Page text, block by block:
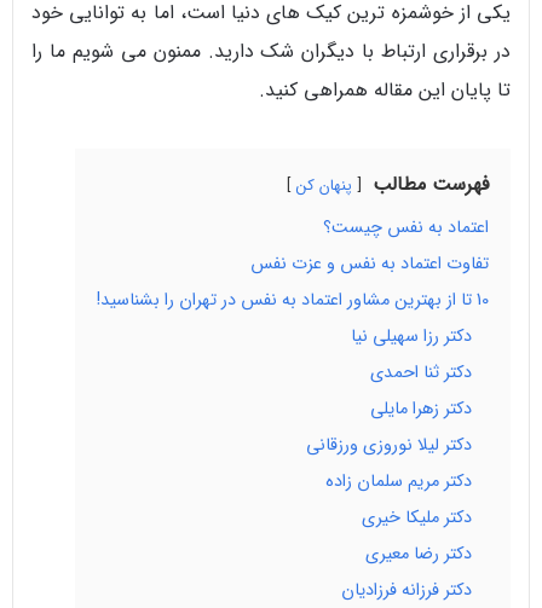
یکی از خوشمزه‌ ترین کیک‌ های دنیا است، اما به توانایی خود
در برقراری ارتباط با دیگران شک دارید. ممنون می شویم ما را
تا پایان این مقاله همراهی کنید.
فهرست مطالب پنهان کن
اعتماد به نفس چیست؟
تفاوت اعتماد به نفس و عزت نفس
10 تا از بهترین مشاور اعتماد به نفس در تهران را بشناسید!
دکتر رزا سهیلی نیا
دکتر ثنا احمدی
دکتر زهرا مایلی
دکتر لیلا نوروزی ورزقانی
دکتر مریم سلمان زاده
دکتر ملیکا خیری
دکتر رضا معیری
دکتر فرزانه فرزادیان